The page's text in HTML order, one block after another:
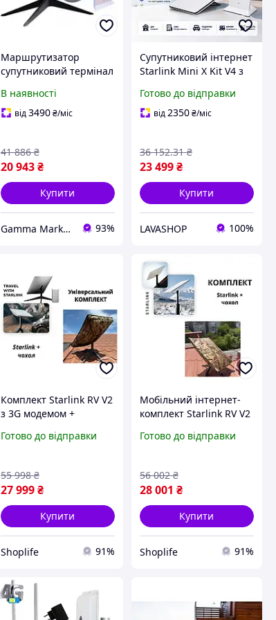
Маршрутизатор
супутниковий термінал
Satellite Dish Kit v2,
Високошвидкісний
В наявності
від3490 ₴/міс
20 943 ₴
41 886 ₴
Купити
Gamma Market UA 93%
Супутниковий інтернет
Starlink Mini X Kit V4 з
комплект
супутникового зв'язку
Готово до відправки
від 2350₴/міс
23 499₴
36 152.31 ₴
Купити
LAVASHOP 100%
Комплект Starlink RV V2
з 3G модемом +
антитепловізор для
Gen2/Gen3,Надійний
інтернет та захист
обладнання
Готово до відправки
27 999 ₴
55 998 ₴
Купити
Shoplife 91%
Мобільний інтернет-
комплект Starlink RV V2
польовим захистом
Gen2/Gen3)
Готово до відправки
28 001 ₴
56 002 ₴
Купити
Shoplife 91%